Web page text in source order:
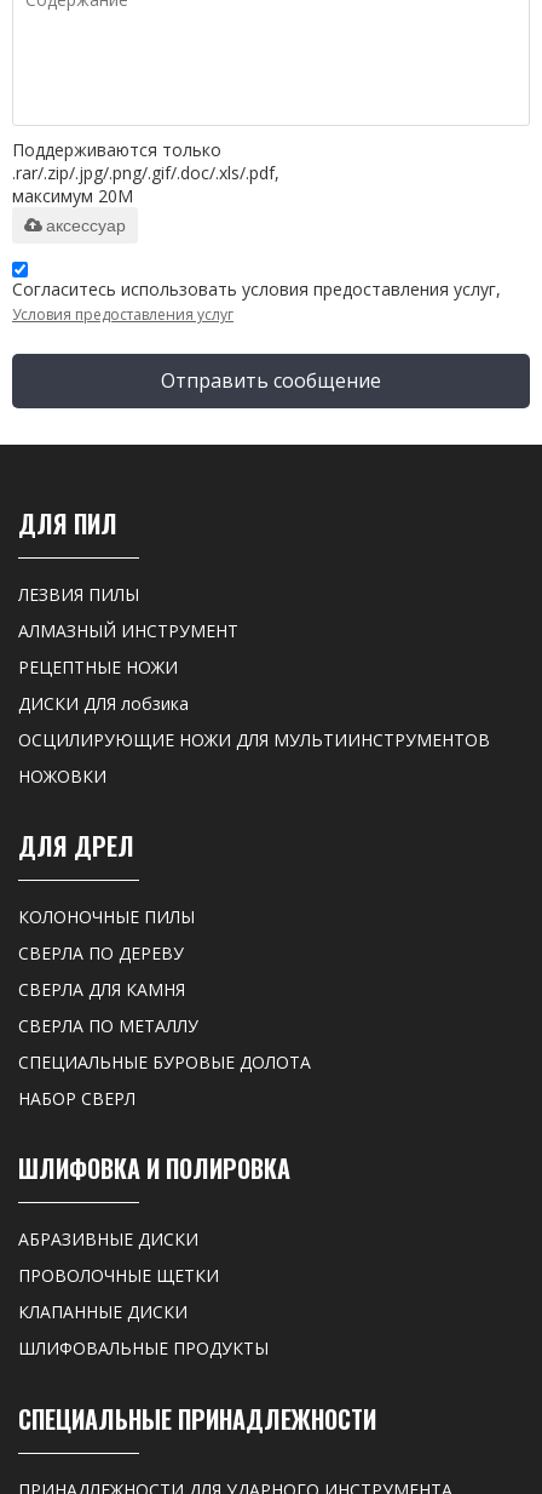
Поддерживаются только
.rar/.zip/.jpg/.png/.gif/.doc/.xls/.pdf,
максимум 20M
аксессуар
Согласитесь использовать условия предоставления услуг,
Условия предоставления услуг
Отправить сообщение
ДЛЯ ПИЛ
ЛЕЗВИЯ ПИЛЫ
АЛМАЗНЫЙ ИНСТРУМЕНТ
РЕЦЕПТНЫЕ НОЖИ
ДИСКИ ДЛЯ лобзика
ОСЦИЛИРУЮЩИЕ НОЖИ ДЛЯ МУЛЬТИИНСТРУМЕНТОВ
НОЖОВКИ
ДЛЯ ДРЕЛ
КОЛОНОЧНЫЕ ПИЛЫ
СВЕРЛА ПО ДЕРЕВУ
СВЕРЛА ДЛЯ КАМНЯ
СВЕРЛА ПО МЕТАЛЛУ
СПЕЦИАЛЬНЫЕ БУРОВЫЕ ДОЛОТА
НАБОР СВЕРЛ
ШЛИФОВКА И ПОЛИРОВКА
АБРАЗИВНЫЕ ДИСКИ
ПРОВОЛОЧНЫЕ ЩЕТКИ
КЛАПАННЫЕ ДИСКИ
ШЛИФОВАЛЬНЫЕ ПРОДУКТЫ
СПЕЦИАЛЬНЫЕ ПРИНАДЛЕЖНОСТИ
ПРИНАДЛЕЖНОСТИ ДЛЯ УДАРНОГО ИНСТРУМЕНТА